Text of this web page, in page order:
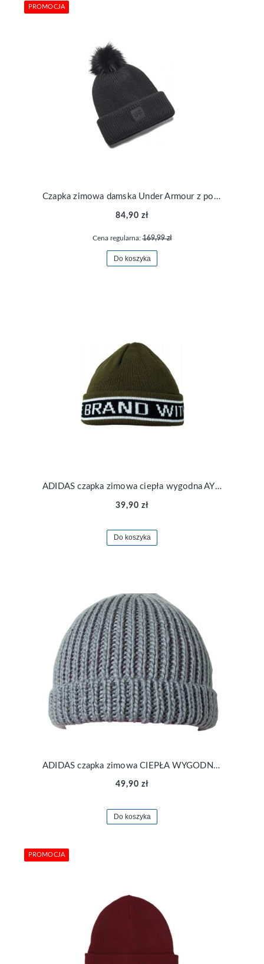
Czapka zimowa damska Under Armour z pomponem 1373098-001
84,90 zł
Cena regularna:169,99 zł
Do koszyka
PROMOCJA
ADIDAS czapka zimowa ciepła wygodna AY9079
39,90 zł
Do koszyka
ADIDAS czapka zimowa CIEPŁA WYGODNA MODNA
49,90 zł
Do koszyka
PROMOCJA